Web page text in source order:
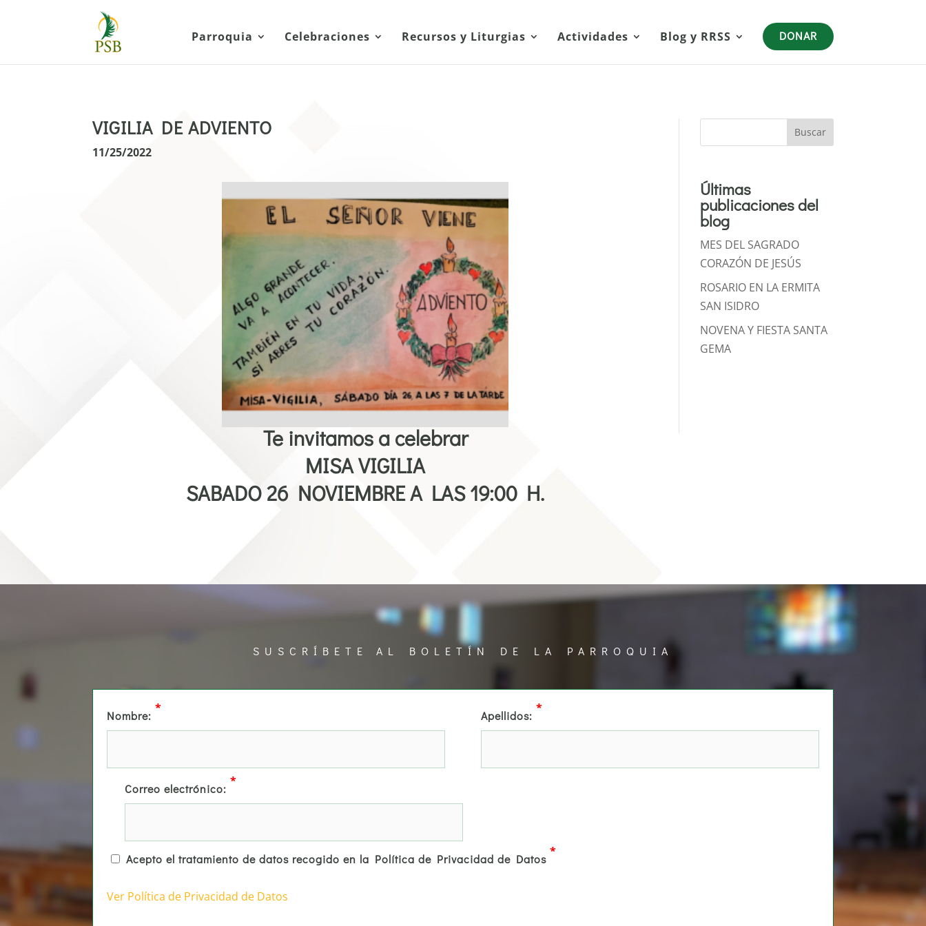
Parroquia Celebraciones Recursos y Liturgias Actividades Blog y RRSS DONAR
VIGILIA DE ADVIENTO
11/25/2022
Te invitamos a celebrar
MISA VIGILIA
SABADO 26 NOVIEMBRE A LAS 19:00 H.
Buscar
Últimas
publicaciones del
blog
MES DEL SAGRADO
CORAZÓN DE JESÚS
ROSARIO EN LA ERMITA
SAN ISIDRO
NOVENA Y FIESTA SANTA
GEMA
SUSCRÍBETE AL BOLETÍN DE LA PARROQUIA
Nombre:
*
Apellidos:
*
Correo electrónico:
*
Acepto el tratamiento de datos recogido en la Política de Privacidad de Datos
*
Ver Política de Privacidad de Datos